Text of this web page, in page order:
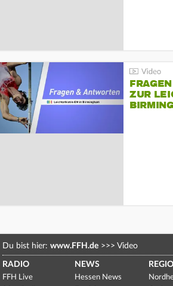
ZUR
Du bist hier: www.FFH.de >>> Video
RADIO
FFH Live
NEWS
Hessen News